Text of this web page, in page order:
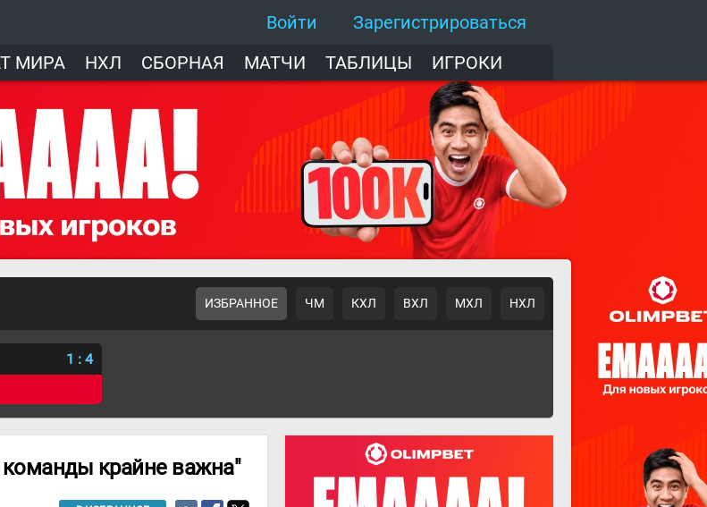
Войти
Зарегистрироваться
МИРА НХЛ СБОРНАЯ МАТЧИ ТАБЛИЦЫ ИГРОКИ
ИЗБРАННОЕ ЧМ КХЛ ВХЛ МХЛ НХЛ
1 : 4
крайне важна"